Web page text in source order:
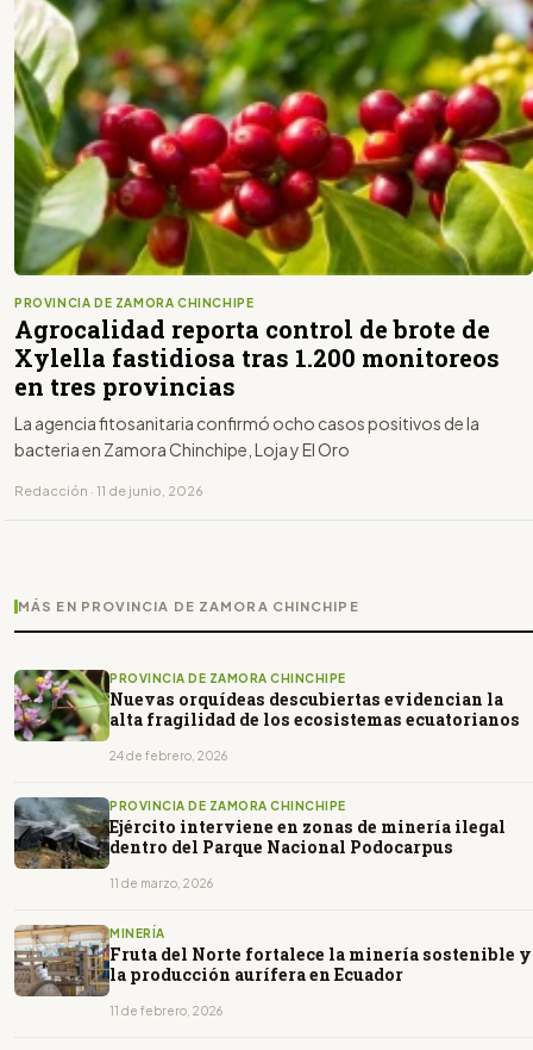
PROVINCIA DE ZAMORA CHINCHIPE
Agrocalidad reporta control de brote de
Xylella fastidiosa tras 1.200 monitoreos
en tres provincias
La agencia fitosanitaria confirmó ocho casos positivos de la
bacteria en Zamora Chinchipe, Loja y El Oro
Redacción · 11 de junio, 2026
MÁS EN PROVINCIA DE ZAMORA CHINCHIPE
PROVINCIA DE ZAMORA CHINCHIPE
Nuevas orquídeas descubiertas evidencian la
alta fragilidad de los ecosistemas ecuatorianos
24 de febrero, 2026
PROVINCIA DE ZAMORA CHINCHIPE
Ejército interviene en zonas de minería ilegal
dentro del Parque Nacional Podocarpus
11 de marzo, 2026
MINERÍA
Fruta del Norte fortalece la minería sostenible y
la producción aurífera en Ecuador
11 de febrero, 2026